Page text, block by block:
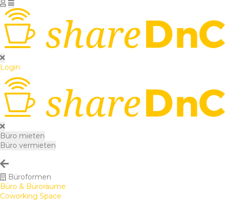
Login
Büro mieten
Büro vermieten
Büroformen
Büro & Büroräume
Coworking Space